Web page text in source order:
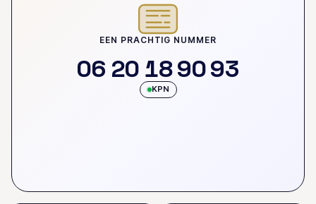
EEN PRACHTIG NUMMER
06 20 189093
KPN